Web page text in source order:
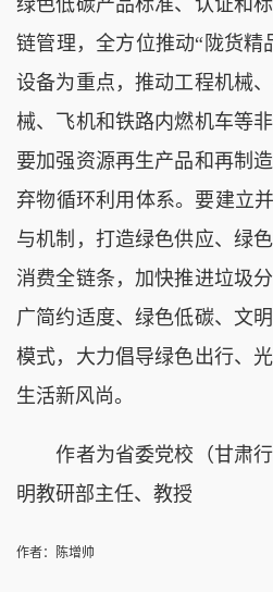
链管理，全方位推动“陇货精
设备为重点，推动工程机械
械、飞机和铁路内燃机车等
要加强资源再生产品和再制
弃物循环利用体系。要建立
与机制，打造绿色供应、绿
消费全链条，加快推进垃圾
广简约适度、绿色低碳、文
模式，大力倡导绿色出行、
生活新风尚。
作者为省委党校（甘肃行
明教研部主任、教授
作者：陈增帅